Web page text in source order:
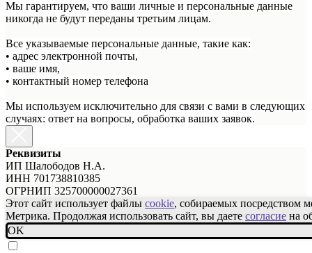
Мы гарантируем, что ваши личные и персональные данные
никогда не будут переданы третьим лицам.
Все указываемые персональные данные, такие как:
• адрес электронной почты,
• ваше имя,
• контактный номер телефона
Мы используем исключительно для связи с вами в следующих
случаях: ответ на вопросы, обработка ваших заявок.
Реквизиты
ИП Шалободов Н.А.
ИНН 701738810385
ОГРНИП 325700000027361
Этот сайт использует файлы cookie, собираемых посредством
Метрика. Продолжая использовать сайт, вы даете согласие на
OK